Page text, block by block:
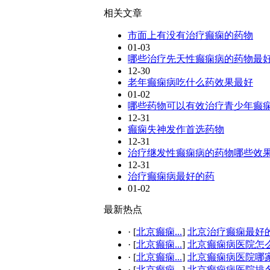
相关文章
市面上有没有治疗癫痫的药物
01-03
哪些治疗先天性癫痫病的药物最
12-30
老年癫痫病吃什么药效果最好
01-02
哪些药物可以有效治疗青少年癫
12-31
癫痫失神发作首选药物
12-31
治疗继发性癫痫病的药物哪些效
12-31
治疗癫痫病最好的药
01-02
最新热点
· [北京癫痫...] 北京治疗癫痫最好
· [北京癫痫...] 北京癫痫病医院怎
· [北京癫痫...] 北京癫痫病医院哪